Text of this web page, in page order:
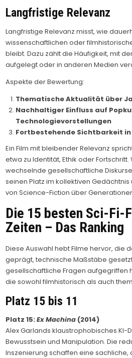
Langfristige Relevanz
Langfristige Relevanz misst, wie
wissenschaftlichen oder
bleibt. Dazu zählt die Häufigkeit, mit
aufgelegt oder in anderen Medien
Aspekte der Bewertung:
Thematische Aktualität über
Nachhaltiger Einfluss auf
Technologievorstellungen
Fortbestehende Sichtbarkeit in
Ein Film mit bleibender Relevanz
etwa zu Identität, Ethik oder Fortschritt.
wechselnde gesellschaftliche
seinen Platz im kollektiven
von Science-Fiction über
Die 15 besten Sci-Fi-
Zeiten – Das Ranking
Diese Auswahl hebt Filme hervor, die
geprägt, technische Maßstäbe
gesellschaftliche Fragen aufgegriffen
die sowohl filmhistorisch als auch
Platz 15 bis 11
Platz 15:Ex Machina (2014)
Alex Garlands klaustrophobisches KI-
Bewusstsein und Manipulation. Die
Inszenierung schaffen eine